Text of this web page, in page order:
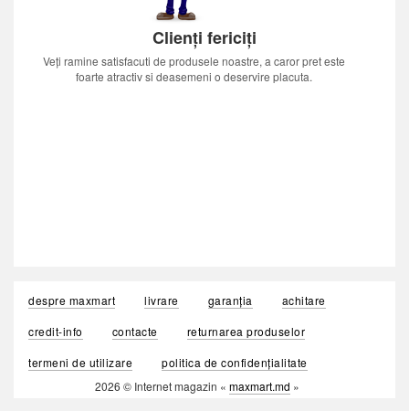
Clienți fericiți
Veți ramine satisfacuti de produsele noastre, a caror pret este
foarte atractiv si deasemeni o deservire placuta.
despre maxmart livrare garanția
achitare
credit-info
contacte
returnarea produselor
termeni de utilizare
politica de confidențialitate
2026 © Internet magazin « maxmart.md »